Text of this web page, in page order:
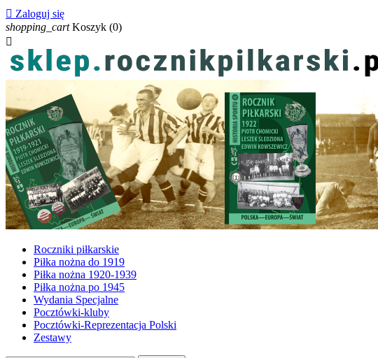
 Zaloguj się
shopping_cart Koszyk (0)

Roczniki piłkarskie
Piłka nożna do 1919
Piłka nożna 1920-1939
Piłka nożna po 1945
Wydania Specjalne
Pocztówki-kluby
Pocztówki-Reprezentacja Polski
Zestawy